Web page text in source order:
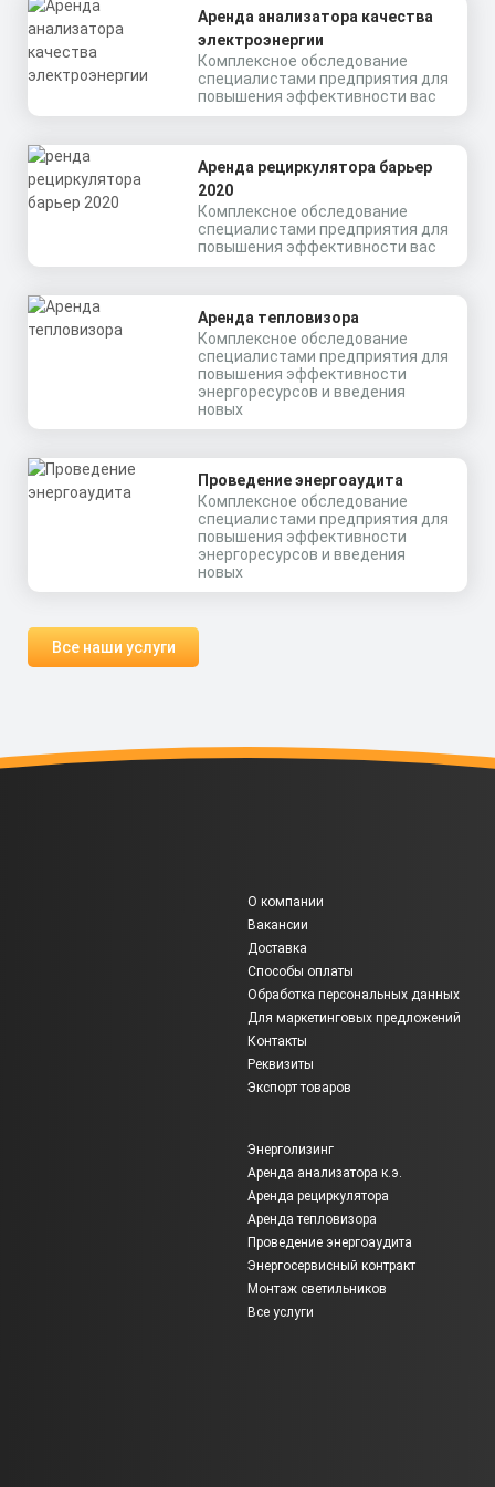
Аренда анализатора качества
электроэнергии
Комплексное обследование
специалистами предприятия для
повышения эффективности вас
Аренда рециркулятора барьер
2020
Комплексное обследование
специалистами предприятия для
повышения эффективности вас
Аренда тепловизора
Комплексное обследование
специалистами предприятия для
повышения эффективности
энергоресурсов и введения
новых
Проведение энергоаудита
Комплексное обследование
специалистами предприятия для
повышения эффективности
энергоресурсов и введения
новых
Все наши услуги
О компании
Вакансии
Доставка
Способы оплаты
Обработка персональных данных
Для маркетинговых предложений
Контакты
Реквизиты
Экспорт товаров
Энерголизинг
Аренда анализатора к.э.
Аренда рециркулятора
Аренда тепловизора
Проведение энергоаудита
Энергосервисный контракт
Монтаж светильников
Все услуги